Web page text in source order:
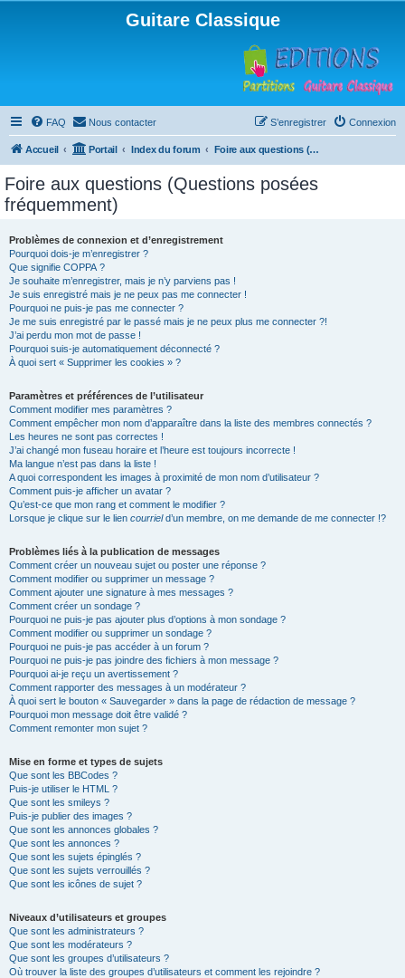
Guitare Classique
FAQ Nous contacter Connexion
S’enregistrer
Accueil Portail Index du forum Foire aux questions (Questions posées fréquemment)
Foire aux questions (Questions posées
fréquemment)
Problèmes de connexion et d’enregistrement
Pourquoi dois-je m’enregistrer ?
Que signifie COPPA ?
Je souhaite m’enregistrer, mais je n’y parviens pas !
Je suis enregistré mais je ne peux pas me connecter !
Pourquoi ne puis-je pas me connecter ?
Je me suis enregistré par le passé mais je ne peux plus me connecter ?!
J’ai perdu mon mot de passe !
Pourquoi suis-je automatiquement déconnecté ?
À quoi sert « Supprimer les cookies » ?
Paramètres et préférences de l’utilisateur
Comment modifier mes paramètres ?
Comment empêcher mon nom d’apparaître dans la liste des membres connectés ?
Les heures ne sont pas correctes !
J’ai changé mon fuseau horaire et l’heure est toujours incorrecte !
Ma langue n’est pas dans la liste !
A quoi correspondent les images à proximité de mon nom d’utilisateur ?
Comment puis-je afficher un avatar ?
Qu’est-ce que mon rang et comment le modifier ?
Lorsque je clique sur le lien courrield’un membre, on me demande de me connecter !?
Problèmes liés à la publication de messages
Comment créer un nouveau sujet ou poster une réponse ?
Comment modifier ou supprimer un message ?
Comment ajouter une signature à mes messages ?
Comment créer un sondage ?
Pourquoi ne puis-je pas ajouter plus d’options à mon sondage ?
Comment modifier ou supprimer un sondage ?
Pourquoi ne puis-je pas accéder à un forum ?
Pourquoi ne puis-je pas joindre des fichiers à mon message ?
Pourquoi ai-je reçu un avertissement ?
Comment rapporter des messages à un modérateur ?
À quoi sert le bouton « Sauvegarder » dans la page de rédaction de message ?
Pourquoi mon message doit être validé ?
Comment remonter mon sujet ?
Mise en forme et types de sujets
Que sont les BBCodes ?
Puis-je utiliser le HTML ?
Que sont les smileys ?
Puis-je publier des images ?
Que sont les annonces globales ?
Que sont les annonces ?
Que sont les sujets épinglés ?
Que sont les sujets verrouillés ?
Que sont les icônes de sujet ?
Niveaux d’utilisateurs et groupes
Que sont les administrateurs ?
Que sont les modérateurs ?
Que sont les groupes d’utilisateurs ?
Où trouver la liste des groupes d’utilisateurs et comment les rejoindre ?